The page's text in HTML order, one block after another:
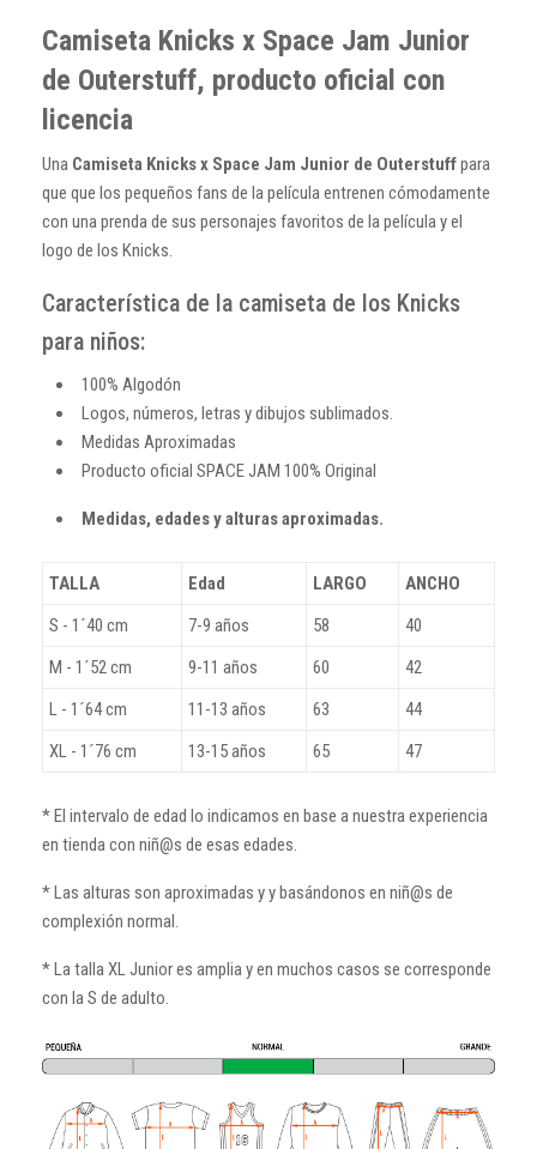
Camiseta Knicks x Space Jam Junior
de Outerstuff, producto oficial con
licencia
Una Camiseta Knicks x Space Jam Junior de Outerstuffpara
que que los pequeños fans de la película entrenen cómodamente
con una prenda de sus personajes favoritos de la película y el
logo de los Knicks.
Característica de la camiseta de los Knicks
para niños:
100% Algodón
Logos, números, letras y dibujos sublimados.
Medidas Aproximadas
Producto oficial SPACE JAM 100% Original
Medidas, edades y alturas aproximadas.
TALLA Edad LARGO
ANCHO
S - 1´40 cm
7-9 años 58
40
M - 1´52 cm
9-11 años 60
42
L - 1´64 cm
11-13 años 63
44
XL - 1´76 cm
13-15 años 65 47
* El intervalo de edad lo indicamos en base a nuestra experiencia
en tienda con niñ@s de esas edades.
* Las alturas son aproximadas y y basándonos en niñ@s de
complexión normal.
* La talla XL Junior es amplia y en muchos casos se corresponde
con la S de adulto.